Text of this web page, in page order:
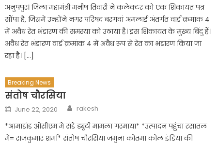
अनुपपुर। जिला महामंत्री मनीष तिवारी ने कलेक्टर को एक शिकायत पत्र
सौंपा है, जिसमें उन्होंने नगर परिषद बरगवां अमलाई अंतर्गत वार्ड क्रमांक 4
में अवैध रेत भंडारण की समस्या को उठाया है। इस शिकायत के मुख्य बिंदु हैं।
अवैध रेत भंडारण वार्ड क्रमांक 4 में अवैध रूप से रेत का भंडारण किया जा
रहा है। […]
Breaking News
संतोष चौरसिया
Posted
on
June 22, 2020 Author
rakesh
*आमाडांड ओसीएम मे संडे ड्यूटी मामला गरमाया* *उत्पादन पहुंचा रसातल
में= राजकुमार शर्मा* संतोष चौरसिया जमुना कोतमा कोल इंडिया की